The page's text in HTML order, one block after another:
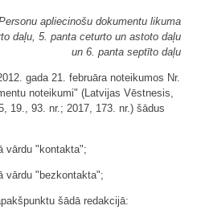
apliecinošu dokumentu likuma
daļu, 5. panta ceturto un astoto daļu
un 6. panta septīto daļu
gada 21. februāra noteikumos Nr.
noteikumi" (Latvijas Vēstnesis,
19., 93. nr.; 2017, 173. nr.) šādus
vārdu "kontakta";
vārdu "bezkontakta";
šādā redakcijā: